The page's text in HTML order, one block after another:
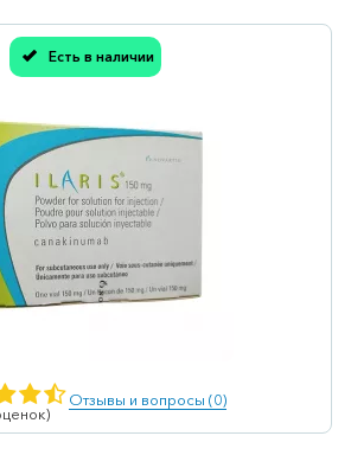
Есть в наличии
Отзывы и вопросы (0)
мы учли Вашу оценку!